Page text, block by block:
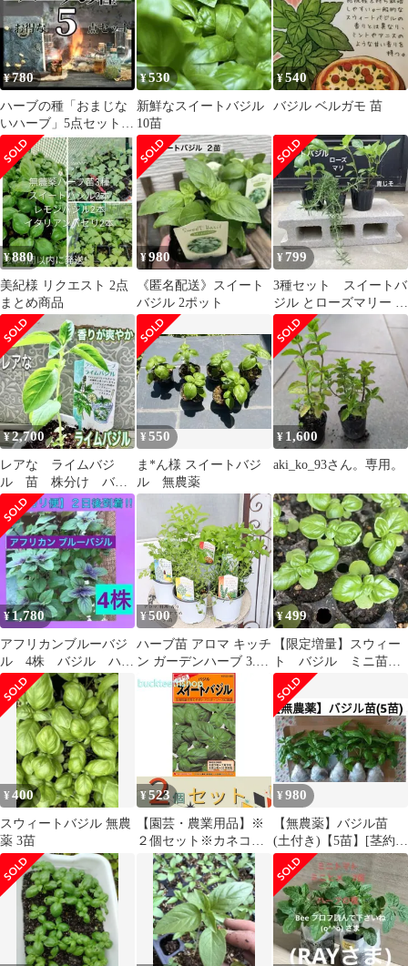
¥780
ハーブの種「おまじな
いハーブ」5点セット！
「願い」や「守り」と
結びつくハーブの種
¥530
新鮮なスイートバジル
10苗
¥540
バジル ベルガモ 苗
¥880
美紀様 リクエスト 2点
まとめ商品
¥980
《匿名配送》スイート
バジル 2ポット
¥ 799
3種セット スイートバ
ジル とローズマリー と
青じそ
¥2,700
レアな ライムバジ
ル 苗 株分け バジ
ル レモンバジル よ
り香りが強く 無農薬
¥550
ま*ん様 スイートバジ
ル 無農薬
¥1,600
aki_ko_93さん。専用。
¥1,780
アフリカンブルーバジ
ル 4株 バジル ハー
ブ
¥500
ハーブ苗 アロマ キッチ
ン ガーデンハーブ 3.5
号 多年草 タイム バー
ベナ スイートマジョラ
ム セージ ローズマリー
¥499
【限定増量】スウィー
ト バジル ミニ苗
2→3苗 匿名配送
¥400
スウィートバジル 無農
薬 3苗
¥523
【園芸・農業用品】※
２個セット※カネコ種
苗 タネ スイートバ
ジル
¥980
【無農薬】バジル苗
(土付き)【5苗】[茎約10
㎝] スイートバジル